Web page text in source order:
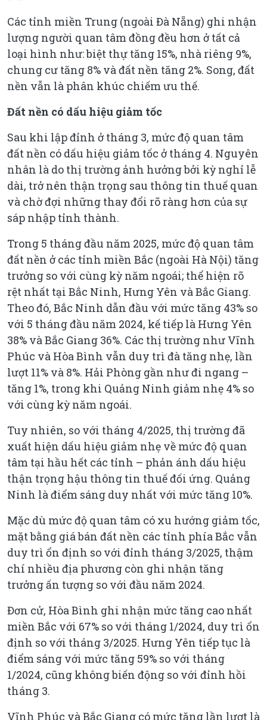
Các tỉnh miền Trung (ngoài Đà Nẵng) ghi nhận
lượng người quan tâm đồng đều hơn ở tất cả
loại hình như: biệt thự tăng 15%, nhà riêng 9%,
chung cư tăng 8% và đất nền tăng 2%. Song, đất
nền vẫn là phân khúc chiếm ưu thế.
Đất nền có dấu hiệu giảm tốc
Sau khi lập đỉnh ở tháng 3, mức độ quan tâm
đất nền có dấu hiệu giảm tốc ở tháng 4. Nguyên
nhân là do thị trường ảnh hưởng bởi kỳ nghỉ lễ
dài, trở nên thận trọng sau thông tin thuế quan
và chờ đợi những thay đổi rõ ràng hơn của sự
sáp nhập tỉnh thành.
Trong 5 tháng đầu năm 2025, mức độ quan tâm
đất nền ở các tỉnh miền Bắc (ngoài Hà Nội) tăng
trưởng so với cùng kỳ năm ngoái; thể hiện rõ
rệt nhất tại Bắc Ninh, Hưng Yên và Bắc Giang.
Theo đó, Bắc Ninh dẫn đầu với mức tăng 43% so
với 5 tháng đầu năm 2024, kế tiếp là Hưng Yên
38% và Bắc Giang 36%. Các thị trường như Vĩnh
Phúc và Hòa Bình vẫn duy trì đà tăng nhẹ, lần
lượt 11% và 8%. Hải Phòng gần như đi ngang –
tăng 1%, trong khi Quảng Ninh giảm nhẹ 4% so
với cùng kỳ năm ngoái.
Tuy nhiên, so với tháng 4/2025, thị trường đã
xuất hiện dấu hiệu giảm nhẹ về mức độ quan
tâm tại hầu hết các tỉnh – phản ánh dấu hiệu
thận trọng hậu thông tin thuế đối ứng. Quảng
Ninh là điểm sáng duy nhất với mức tăng 10%.
Mặc dù mức độ quan tâm có xu hướng giảm tốc,
mặt bằng giá bán đất nền các tỉnh phía Bắc vẫn
duy trì ổn định so với đỉnh tháng 3/2025, thậm
chí nhiều địa phương còn ghi nhận tăng
trưởng ấn tượng so với đầu năm 2024.
Đơn cử, Hòa Bình ghi nhận mức tăng cao nhất
miền Bắc với 67% so với tháng 1/2024, duy trì ổn
định so với tháng 3/2025. Hưng Yên tiếp tục là
điểm sáng với mức tăng 59% so với tháng
1/2024, cũng không biến động so với đỉnh hồi
tháng 3.
Vĩnh Phúc và Bắc Giang có mức tăng lần lượt là